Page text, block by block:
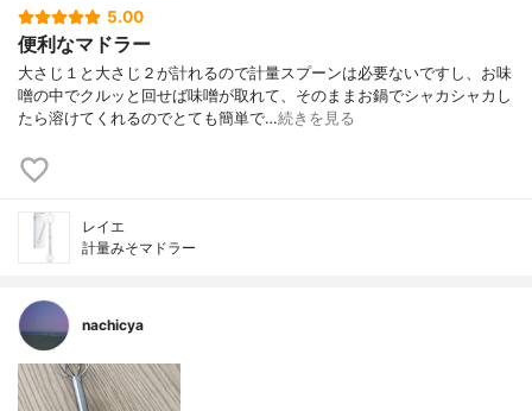
5.00
便利なマドラー
大さじ１と大さじ２が計れるので計量スプーンは必要ないですし、お味
噌の中でクルッと回せば味噌が取れて、そのままお鍋でシャカシャカし
たら溶けてくれるのでとても簡単で…続きを見る
レイエ
計量みそマドラー
nachicya